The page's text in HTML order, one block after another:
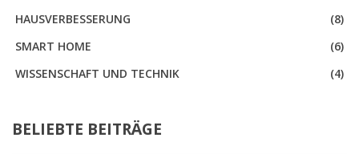
HAUSVERBESSERUNG
(8)
SMART HOME
(6)
WISSENSCHAFT UND TECHNIK
(4)
BELIEBTE BEITRÄGE